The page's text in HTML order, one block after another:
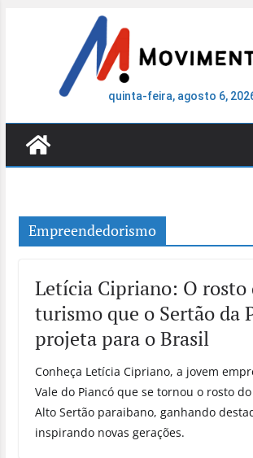
conteúdo
quinta-feira, agosto 6,
Empreendedorismo
Letícia Cipriano: O rosto
turismo que o Sertão da
projeta para o Brasil
Conheça Letícia Cipriano, a jovem
Vale do Piancó que se tornou o rosto
Alto Sertão paraibano, ganhando
inspirando novas gerações.